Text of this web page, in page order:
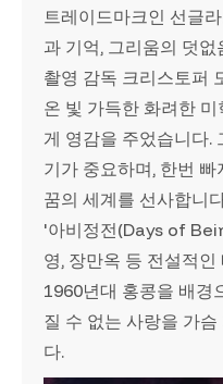
트레이드마크인 선글
과 기억, 그리움의 덧
촬영 감독 크리스토퍼
온 빛 가득한 화려한
게 영감을 주었습니다.
기가 중요하며, 한번
꿈의 세계를 선사합니
'아비정전(Days of
영, 장만옥 등 전설적
1960년대 홍콩을 배경
질 수 없는 사랑을 가
다.